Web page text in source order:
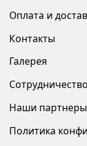
Оплата и
Контакты
Галерея
Сотрудничество
Наши
Политика